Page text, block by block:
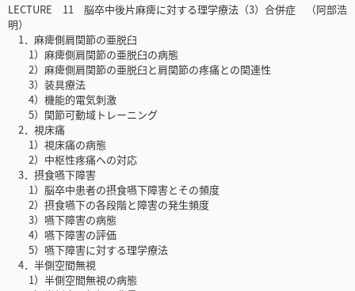
LECTURE 11 脳卒中後片麻痺に対する理学療法（3）合併症 （阿部浩
明）
1．麻痺側肩関節の亜脱臼
1）麻痺側肩関節の亜脱臼の病態
2）麻痺側肩関節の亜脱臼と肩関節の疼痛との関連性
3）装具療法
4）機能的電気刺激
5）関節可動域トレーニング
2．視床痛
1）視床痛の病態
2）中枢性疼痛への対応
3．摂食嚥下障害
1）脳卒中患者の摂食嚥下障害とその頻度
2）摂食嚥下の各段階と障害の発生頻度
3）嚥下障害の病態
4）嚥下障害の評価
5）嚥下障害に対する理学療法
4．半側空間無視
1）半側空間無視の病態